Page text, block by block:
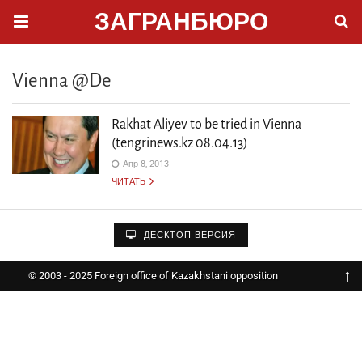
ЗАГРАНБЮРО
Vienna @de
Rakhat Aliyev to be tried in Vienna
(tengrinews.kz 08.04.13)
Апр 8, 2013
ЧИТАТЬ
ДЕСКТОП ВЕРСИЯ
© 2003 - 2025 Foreign office of Kazakhstani opposition